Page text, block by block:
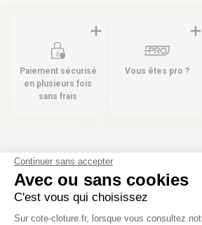
Paiement sécurisé
en plusieurs fois
sans frais
Vous êtes pro ?
Les produits compatibles
4 déclinaisons
Poteau de départ mural
Continuer sans accepter
Avec ou sans cookies
C'est vous qui choisissez
Plateforme de
Sur cote-cloture.fr, lorsque vous consultez